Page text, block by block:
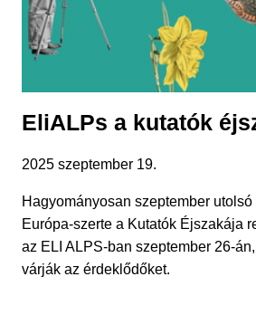
EliALPs a kutatók
2025 szeptember 19.
Hagyományosan szeptember
Európa-szerte a Kutatók Éjszakája
az ELI ALPS-ban szeptember 26-
várják az érdeklődőket.